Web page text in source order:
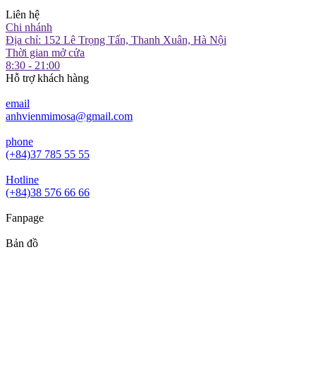
Liên hệ
Chi nhánh
Địa chỉ: 152 Lê Trọng Tấn, Thanh Xuân, Hà Nội
Thời gian mở cửa
8:30 - 21:00
Hỗ trợ khách hàng
email
anhvienmimosa@gmail.com
phone
(+84)37 785 55 55
Hotline
(+84)38 576 66 66
Fanpage
Bản đồ